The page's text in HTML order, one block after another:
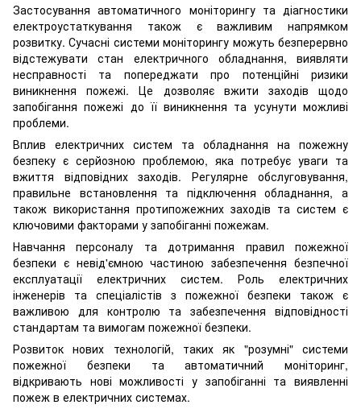
Застосування автоматичного моніторингу та діагностики
електроустаткування також є важливим напрямком
розвитку. Сучасні системи моніторингу можуть безперервно
відстежувати стан електричного обладнання, виявляти
несправності та попереджати про потенційні ризики
виникнення пожежі. Це дозволяє вжити заходів щодо
запобігання пожежі до її виникнення та усунути можливі
проблеми.
Вплив електричних систем та обладнання на пожежну
безпеку є серйозною проблемою, яка потребує уваги та
вжиття відповідних заходів. Регулярне обслуговування,
правильне встановлення та підключення обладнання, а
також використання протипожежних заходів та систем є
ключовими факторами у запобіганні пожежам.
Навчання персоналу та дотримання правил пожежної
безпеки є невід'ємною частиною забезпечення безпечної
експлуатації електричних систем. Роль електричних
інженерів та спеціалістів з пожежної безпеки також є
важливою для контролю та забезпечення відповідності
стандартам та вимогам пожежної безпеки.
Розвиток нових технологій, таких як "розумні" системи
пожежної безпеки та автоматичний моніторинг,
відкривають нові можливості у запобіганні та виявленні
пожеж в електричних системах.